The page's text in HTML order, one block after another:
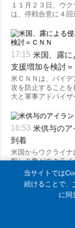
１１月２３日、ウ
は、停戦合意に４回
17:15 米国、露
支援増加を検討＝
米ＣＮＮは、バイ
攻を防止すること
大と軍事アドバイザ
16:53 米供与の
到着
米国からウクライ
船）２隻がウクラ
米供与の
当サイトでは
続けることで、
に同